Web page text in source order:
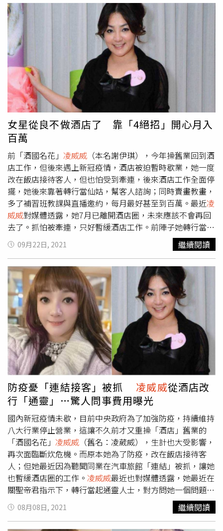
不冷，直接脫光衣服睡覺。豈料，陳男後來說要借廁所，
威威 才驚覺對方站在房門口看她睡覺，嚇得她趕緊穿好衣服
下床，2名男性友人跑來提醒她：「為什麼妳睡覺不穿衣
服？都被人家看到妳裸體了！」她氣得找陳男理論，對方拜
託不要報警，表示願意賠償7萬元道歉，「當時他說身上只
有2萬元，剩下的5萬會在一周內拿來，還把3張證件健保卡
身分證跟駕照押在我這邊！」凌威威自爆遭男姓友人性騷
擾。（圖／翻攝自凌威威 凌威威
本來好心傳訊說「你
賠3萬就好了，趕快把你證件拿回去」，殊不知陳男鬧失
聯，還一直已讀不回，讓她憤怒之下告上法院，萬萬沒想
到，陳男律師卻和檢察官在開庭時聯手罵她，「他們罵我為
何一開始不先報警？說我就是想讓他留在家裡，還問我幹嘛
先去洗澡？」 凌威威表示，她站出來勇敢揭發，希望法律可
以還她一個公道，「難道我沒帶律師去開庭，就要這樣被欺
負嗎？他們是加害者，被騷擾的我才是最大受害者耶！」據
了解，凌威威不只分享酒店秘辛，還曾向《中時新聞網》爆
料，某知名女星私下有在做「特殊兼差」，依顧客熟識度，
從30萬至200萬不等喊價，還透露多名富二代、三代都會不
約而同來找她，而她也留下相關線索，引發網友好奇猜測。
女星從良不做酒店了 靠「4絕招」開心月入
百萬
前「酒國名花」 凌威威 （本名謝伊琪），今年操舊業回到酒
店工作，但後來遇上新冠疫情，酒店被迫暫時歇業，她一度
改在飯店接待客人，但也怕受到牽連，後來酒店工作全面停
擺，她後來靠著轉行當仙姑，幫客人諮詢；同時賣畫教畫，
多了補習班教課與直播邀約，每月最好甚至到百萬。最近凌
威威對媒體透露，她7月已離開酒店圈，未來應該不會再回
去了。抓怕被牽連，只好暫緩酒店工作。前陣子她轉行當仙
姑幫客人諮詢，也賣畫教畫，加上補習班教課和直播節目邀
約，結果每月進帳幾十萬，最好甚至到百萬，收入翻倍的她
接受《三立新聞網》訪問透露下月將搬到台北市內湖樓中樓
別墅居住，更坦言7月就已離開酒店圈，未來應不會再回去
了。據《三立新聞網》報導，
上月初對媒體透露，本
來她要搬到台中教畫，也陸續跟多家補習班洽談簽約，不過
最後還是決定留在台北發展。目前她除了補習班線上教課和
家教，她還是維持原本的賣畫工作，加上美食節目直播邀
約，她透露這陣子收入還比過去酒店工作更多。凌威威 並透
露，她原本住在永和頂樓加蓋6樓公寓，月租1萬多元，過去
一度慘到全身只剩12元。如今她收入進帳變多，這段期間她
也忙著整理，準備下月搬到台北市內湖樓中樓新家定居，迎
接離開酒店圈後的嶄新生活。
09月22日, 2021 繼續閱讀
防疫憂「連結接客」被抓 凌威威從酒店改
行「通靈」…驚人問事費用曝光
國內新冠疫情未歇，目前中央政府為了加強防疫，持續維持
八大行業停止營業，這讓不久前才又重操「酒店」舊業的
「酒國名花」 凌威威 （舊名：凌葳威），生計也大受影響，
再次面臨斷炊危機。而原本她為了防疫，改在飯店接待客
人；但她最近因為聽聞同業在汽車旅館「連結」被抓，讓她
也暫緩酒店圈的工作。 凌威威最近也對媒體透露，她最近在
關聖帝君指示下，轉行當起通靈人士，對方問她一個問題，
就得付她10萬元，不過她也強調，「我只收有錢人的錢，不
收窮困人的錢，關聖帝君會告訴我對方的財力。」據《三立
08月08日, 2021 繼續閱讀